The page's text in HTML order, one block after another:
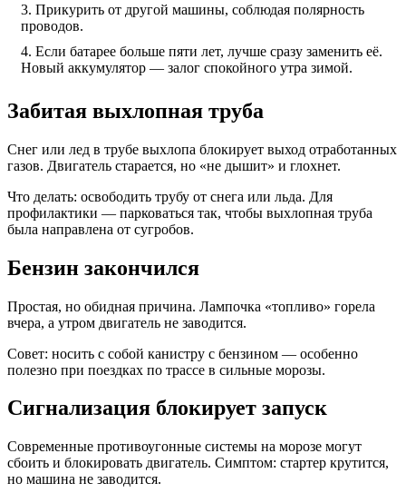
Прикурить от другой машины, соблюдая полярность
проводов.
Если батарее больше пяти лет, лучше сразу заменить её.
Новый аккумулятор — залог спокойного утра зимой.
Забитая выхлопная труба
Снег или лед в трубе выхлопа блокирует выход отработанных
газов. Двигатель старается, но «не дышит» и глохнет.
Что делать: освободить трубу от снега или льда. Для
профилактики — парковаться так, чтобы выхлопная труба
была направлена от сугробов.
Бензин закончился
Простая, но обидная причина. Лампочка «топливо» горела
вчера, а утром двигатель не заводится.
Совет: носить с собой канистру с бензином — особенно
полезно при поездках по трассе в сильные морозы.
Сигнализация блокирует запуск
Современные противоугонные системы на морозе могут
сбоить и блокировать двигатель. Симптом: стартер крутится,
но машина не заводится.